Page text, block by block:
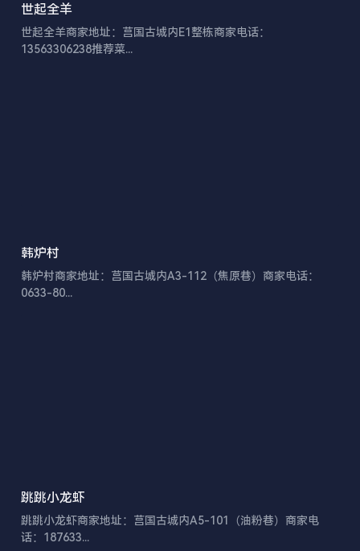
世起全羊
世起全羊商家地址：莒国古城内E1整栋商家电话：
13563306238推荐菜...
韩炉村
韩炉村商家地址：莒国古城内A3-112（焦原巷）商家电话：️
0633-80...
跳跳小龙虾
跳跳小龙虾商家地址：莒国古城内A5-101（油粉巷）商家电
话：187633...